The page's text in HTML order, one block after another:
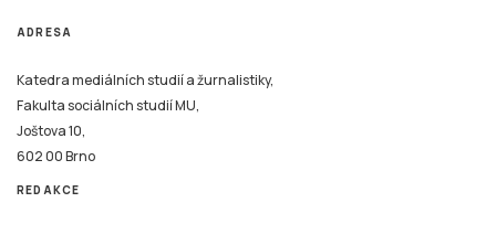
ADRESA
Katedra mediálních studií a žurnalistiky,
Fakulta sociálních studií MU,
Joštova 10,
602 00 Brno
REDAKCE